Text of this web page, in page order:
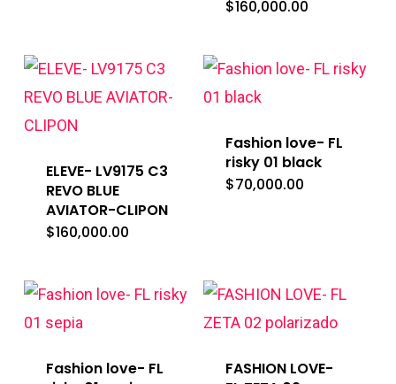
$160,000.00
ELEVE- LV9175 C3
REVO BLUE
AVIATOR-CLIPON
$160,000.00
Fashion love- FL
risky 01 black
$70,000.00
Fashion love- FL
FASHION LOVE-